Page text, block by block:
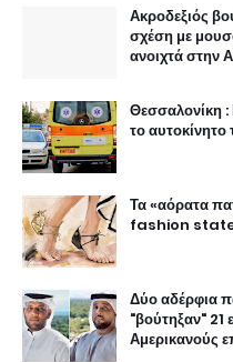
Ακροδεξιός
σχέση με
ανοιχτά στην
Θεσσαλονίκη
το αυτοκίνητο
Τα «αόρατα
fashion
Δύο αδέρφια
"βούτηξαν" 21
Αμερικανούς